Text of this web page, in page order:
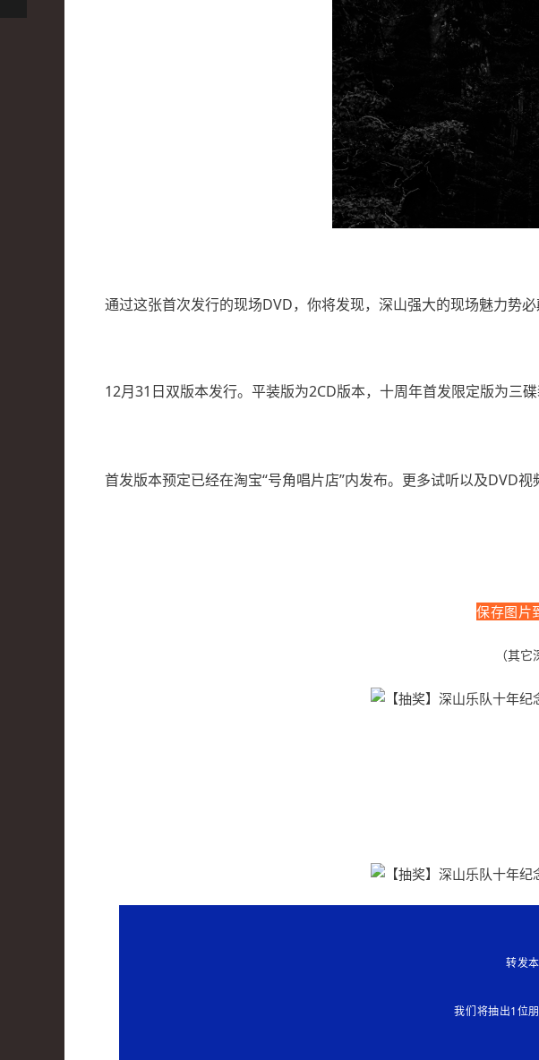
通过这张首次发行的现场DVD，你将发现，深山强大的现场魅力势
12月31日双版本发行。平装版为2CD版本， 十周年首发限定版为三
首发版本预定已经在淘宝“号角唱片店”内发布。更多试听以及DVD视
保存图片
（其
转发
我们将抽出1位